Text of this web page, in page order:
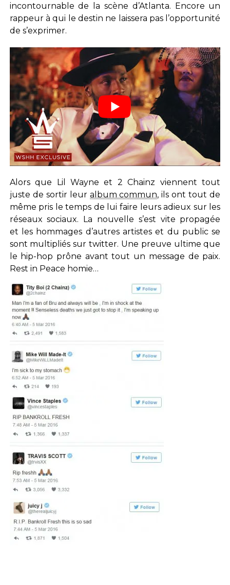
incontournable de la scène d’Atlanta. Encore un
rappeur à qui le destin ne laissera pas l’opportunité
de s’exprimer.
Alors que Lil Wayne et 2 Chainz viennent tout
juste de sortir leur album commun, ils ont tout de
même pris le temps de lui faire leurs adieux sur les
réseaux sociaux. La nouvelle s’est vite propagée
et les hommages d’autres artistes et du public se
sont multipliés sur twitter. Une preuve ultime que
le hip-hop prône avant tout un message de paix.
Rest in Peace homie…